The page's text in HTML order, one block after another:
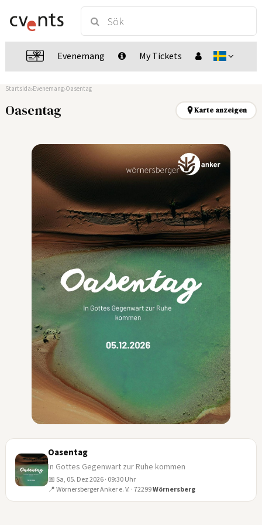
Evenemang My Tickets
Startsida Evenemang Oasentag
Oasentag Karte anzeigen
DEZ
Oasentag
In Gottes Gegenwart zur Ruhe kommen
📅 Sa, 05. Dez 2026 · 09:30 Uhr
📍 Wörnersberger Anker e. V. · 72299Wörnersberg